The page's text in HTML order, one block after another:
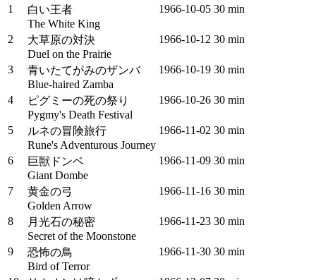
1
白い王者
The White King
1966‑10‑05 30 min
2
大草原の対決
Duel on the Prairie
1966‑10‑12 30 min
3
青いたてがみのザンバ
Blue-haired Zamba
1966‑10‑19 30 min
4
ピグミーの死の祭り
Pygmy's Death Festival
1966‑10‑26 30 min
5
ルネの冒険旅行
Rune's Adventurous Journey
1966‑11‑02 30 min
6
巨獣ドンベ
Giant Dombe
1966‑11‑09 30 min
7
黄金の弓
Golden Arrow
1966‑11‑16 30 min
8
月光石の秘密
Secret of the Moonstone
1966‑11‑23 30 min
9
恐怖の鳥
Bird of Terror
1966‑11‑30 30 min